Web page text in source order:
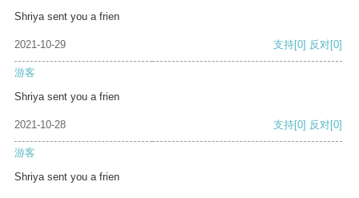
Shriya sent you a frien
2021-10-29 支持[0] 反对[0]
游客
Shriya sent you a frien
2021-10-28 支持[0] 反对[0]
游客
Shriya sent you a frien